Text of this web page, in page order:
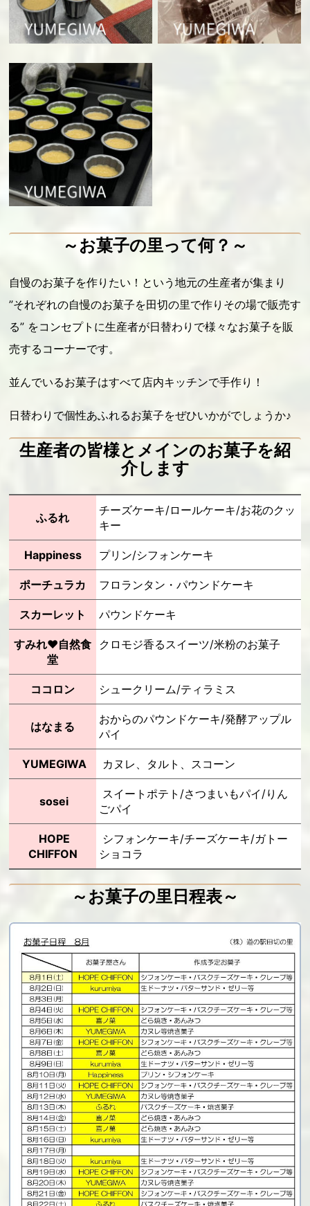
～お菓子の里って何？～
自慢のお菓子を作りたい！という地元の生産者が集まり
”それぞれの自慢のお菓子を田切の里で作りその場で販売す
る” をコンセプトに生産者が日替わりで様々なお菓子を販
売するコーナーです。
並んでいるお菓子はすべて店内キッチンで手作り！
日替わりで個性あふれるお菓子をぜひいかがでしょうか♪
生産者の皆様とメインのお菓子を紹
介します
ふるれ
チーズケーキ/ロールケーキ/お花のクッ
キー
Happiness プリン/シフォンケーキ
ポーチュラカ フロランタン・パウンドケーキ
スカーレット パウンドケーキ
すみれ♥自然食
堂
クロモジ香るスイーツ/米粉のお菓子
ココロン シュークリーム/ティラミス
はなまる
おからのパウンドケーキ/発酵アップル
パイ
YUMEGIWA カヌレ、タルト、スコーン
sosei
スイートポテト/さつまいもパイ/りん
ごパイ
HOPE
CHIFFON
シフォンケーキ/チーズケーキ/ガトー
ショコラ
～お菓子の里日程表～